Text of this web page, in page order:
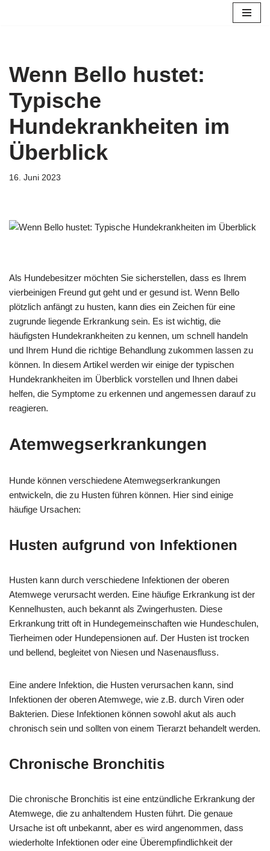
Wenn Bello hustet:
Typische
Hundekrankheiten im
Überblick
16. Juni 2023
Als Hundebesitzer möchten Sie sicherstellen, dass es Ihrem
vierbeinigen Freund gut geht und er gesund ist. Wenn Bello
plötzlich anfängt zu husten, kann dies ein Zeichen für eine
zugrunde liegende Erkrankung sein. Es ist wichtig, die
häufigsten Hundekrankheiten zu kennen, um schnell handeln
und Ihrem Hund die richtige Behandlung zukommen lassen zu
können. In diesem Artikel werden wir einige der typischen
Hundekrankheiten im Überblick vorstellen und Ihnen dabei
helfen, die Symptome zu erkennen und angemessen darauf zu
reagieren.
Atemwegserkrankungen
Hunde können verschiedene Atemwegserkrankungen
entwickeln, die zu Husten führen können. Hier sind einige
häufige Ursachen:
Husten aufgrund von Infektionen
Husten kann durch verschiedene Infektionen der oberen
Atemwege verursacht werden. Eine häufige Erkrankung ist der
Kennelhusten, auch bekannt als Zwingerhusten. Diese
Erkrankung tritt oft in Hundegemeinschaften wie Hundeschulen,
Tierheimen oder Hundepensionen auf. Der Husten ist trocken
und bellend, begleitet von Niesen und Nasenausfluss.
Eine andere Infektion, die Husten verursachen kann, sind
Infektionen der oberen Atemwege, wie z.B. durch Viren oder
Bakterien. Diese Infektionen können sowohl akut als auch
chronisch sein und sollten von einem Tierarzt behandelt werden.
Chronische Bronchitis
Die chronische Bronchitis ist eine entzündliche Erkrankung der
Atemwege, die zu anhaltendem Husten führt. Die genaue
Ursache ist oft unbekannt, aber es wird angenommen, dass
wiederholte Infektionen oder eine Überempfindlichkeit der